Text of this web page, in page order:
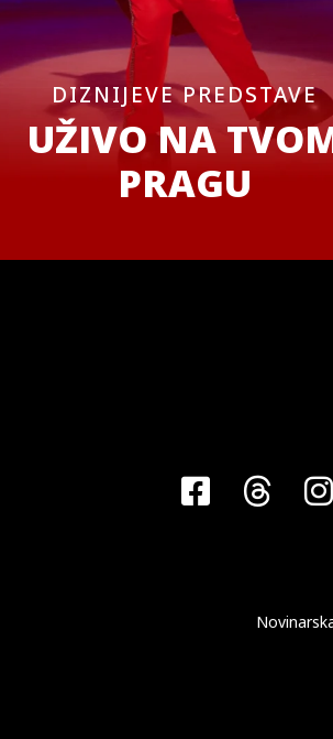
DIZNIJEVE PREDSTAVE
UŽIVO NA
PRAGU